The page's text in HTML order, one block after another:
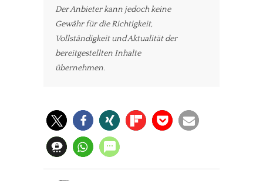
Der Anbieter kann jedoch keine
Gewähr für die Richtigkeit,
Vollständigkeit und Aktualität der
bereitgestellten Inhalte
übernehmen.